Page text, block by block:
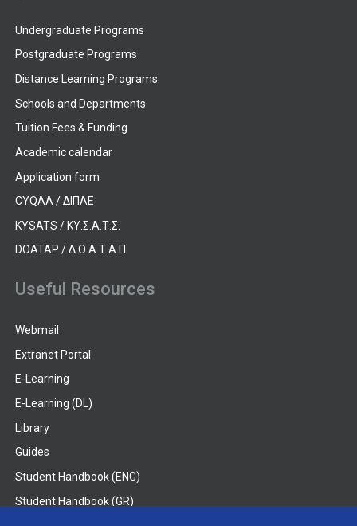
Undergraduate Programs
Postgraduate Programs
Distance Learning Programs
Schools and Departments
Tuition Fees & Funding
Academic calendar
Application form
CYQAA / ΔΙΠΑΕ
KYSATS / ΚΥ.Σ.Α.Τ.Σ.
DOATAP / Δ.Ο.Α.Τ.Α.Π.
Useful Resources
Webmail
Extranet Portal
E-Learning
E-Learning (DL)
Library
Guides
Student Handbook (ENG)
Student Handbook (GR)